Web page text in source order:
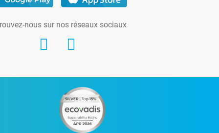
nous sur nos réseaux sociaux